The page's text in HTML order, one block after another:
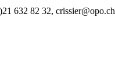
632 82 32, crissier@opo.ch